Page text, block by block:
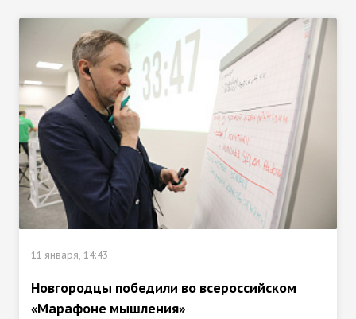
11 января, 14:43
Новгородцы победили во всероссийском
«Марафоне мышления»